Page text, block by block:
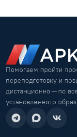
Помогаем пройти
переподготовку и
дистанционно — по
установленного